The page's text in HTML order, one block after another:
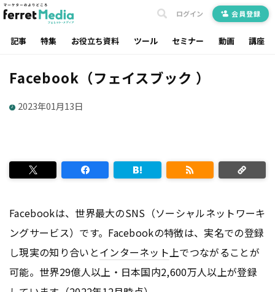
記事 特集 お役立ち資料 ツール セミナー 動画 講座
ログイン 会員登録
Facebook（フェイスブック ）
2023年01月13日
Facebookは、世界最大のSNS（ソーシャルネットワーキ
ングサービス）です。Facebookの特徴は、実名での登録
し現実の知り合いとインターネット上でつながることが
可能。世界29億人以上・日本国内2,600万人以上が登録